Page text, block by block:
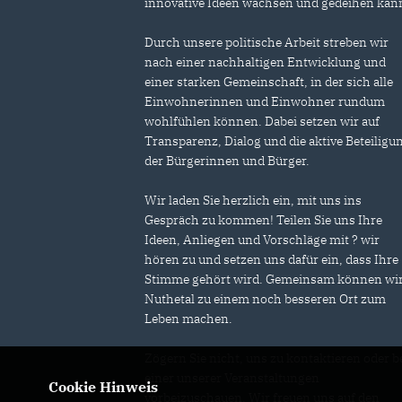
Durch unsere politische Arbeit streben wir
nach einer nachhaltigen Entwicklung und
einer starken Gemeinschaft, in der sich alle
Einwohnerinnen und Einwohner rundum
wohlfühlen können. Dabei setzen wir auf
Transparenz, Dialog und die aktive
der Bürgerinnen und Bürger.
Wir laden Sie herzlich ein, mit uns ins
Gespräch zu kommen! Teilen Sie uns Ihre
Ideen, Anliegen und Vorschläge mit ? wir
hören zu und setzen uns dafür ein, dass Ihre
Stimme gehört wird. Gemeinsam können
Nuthetal zu einem noch besseren Ort zum
Leben machen.
einer unserer Veranstaltungen
vorbeizuschauen. Wir freuen uns auf den
Cookie Hinweis